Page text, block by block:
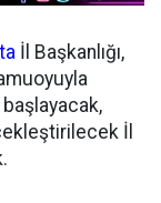
İl Başkanlığı,
İl